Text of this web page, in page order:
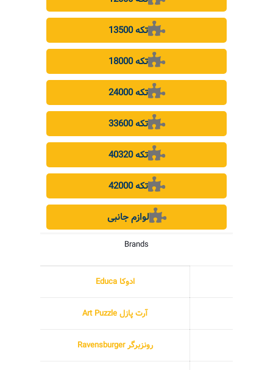
13500 تکه
18000 تکه
24000 تکه
33600 تکه
40320 تکه
42000 تکه
لوازم جانبی
Brands
ادوکا Educa
آرت پازل Art Puzzle
رونزبرگر Ravensburger